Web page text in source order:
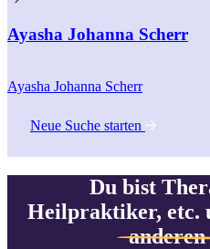
Ayasha Johanna Scherr
Ayasha Johanna Scherr
Neue Suche starten
Du bist
Heilpraktiker, etc.